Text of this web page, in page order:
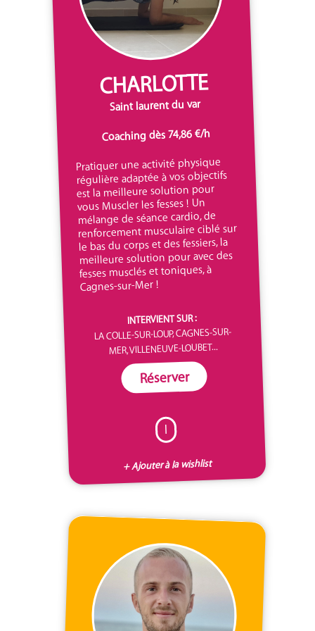
CHARLOTTE
Saint laurent du var
Coaching dès 74,86 €/h
Pratiquer une activité physique
régulière adaptée à vos objectifs
est la meilleure solution pour
vous Muscler les fesses ! Un
mélange de séance cardio, de
renforcement musculaire ciblé sur
le bas du corps et des fessiers, la
meilleure solution pour avec des
fesses musclés et toniques, à
Cagnes-sur-Mer !
INTERVIENT SUR :
LA COLLE-SUR-LOUP, CAGNES-SUR-
MER, VILLENEUVE-LOUBET...
Réserver
I
+ Ajouter à la wishlist